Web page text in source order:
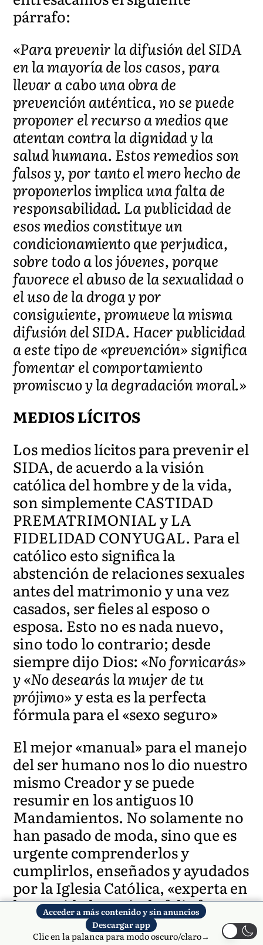
párrafo:
«Para prevenir la difusión del SIDA
en la mayoría de los casos, para
llevar a cabo una obra de
prevención auténtica, no se puede
proponer el recurso a medios que
atentan contra la dignidad y la
salud humana. Estos remedios son
falsos y, por tanto el mero hecho de
proponerlos implica una falta de
responsabilidad. La publicidad de
esos medios constituye un
condicionamiento que perjudica,
sobre todo a los jóvenes, porque
favorece el abuso de la sexualidad o
el uso de la droga y por
consiguiente, promueve la misma
difusión del SIDA. Hacer publicidad
a este tipo de «prevención» significa
fomentar el comportamiento
promiscuo y la degradación moral.»
MEDIOS LÍCITOS
Los medios lícitos para prevenir el
SIDA, de acuerdo a la visión
católica del hombre y de la vida,
son simplemente CASTIDAD
PREMATRIMONIAL y LA
FIDELIDAD CONYUGAL. Para el
católico esto significa la
abstención de relaciones sexuales
antes del matrimonio y una vez
casados, ser fieles al esposo o
esposa. Esto no es nada nuevo,
sino todo lo contrario; desde
siempre dijo Dios: «No fornicarás»
y «No desearás la mujer de tu
prójimo»y esta es la perfecta
fórmula para el «sexo seguro»
El mejor «manual» para el manejo
del ser humano nos lo dio nuestro
mismo Creador y se puede
resumir en los antiguos 10
Mandamientos. No solamente no
han pasado de moda, sino que es
urgente comprenderlos y
cumplirlos, enseñados y ayudados
por la Iglesia Católica, «experta en
humanidad» según la feliz frase
de Paulo VI.
Acceder a más contenido y sin anuncios
Descargar app
Clic en la palanca para modo oscuro/claro→